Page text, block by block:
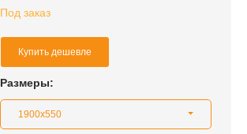
Под заказ
Купить дешевле
Размеры:
1900x550